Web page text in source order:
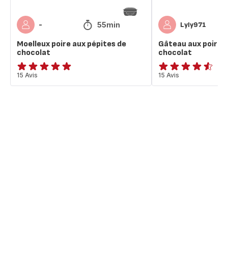
- 55min
Moelleux poire aux pépites de
chocolat
Avis
5
15 Avis
Lyly971
Gâteau aux
chocolat
ratings.4.5
15 Avis